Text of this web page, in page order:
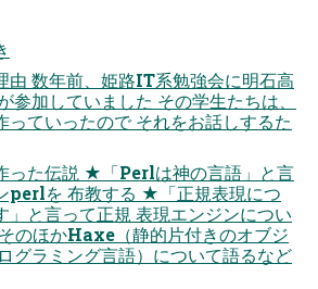
由 数年前、姫路IT系勉強会に明石高
参加していました その学生たちは、
っていったので それをお話しするた
った伝説 ★「Perlは神の言語」と言
perlを 布教する ★「正規表現につ
」と言って正規 表現エンジンについ
のほかHaxe（静的片付きのオブジ
グラミング言語）について語るなど